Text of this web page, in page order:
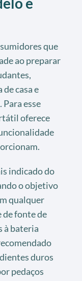
que
ao preparar
casa e
esse
oferece
indicado do
o objetivo
qualquer
de fonte de
à bateria
duros
pedaços